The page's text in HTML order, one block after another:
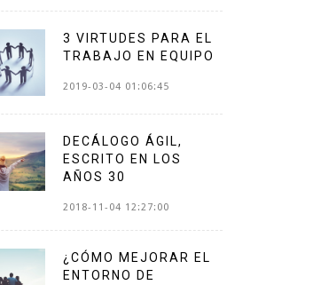
3 VIRTUDES PARA EL
TRABAJO EN EQUIPO
2019-03-04 01:06:45
DECÁLOGO ÁGIL,
ESCRITO EN LOS
AÑOS 30
2018-11-04 12:27:00
¿CÓMO MEJORAR EL
ENTORNO DE